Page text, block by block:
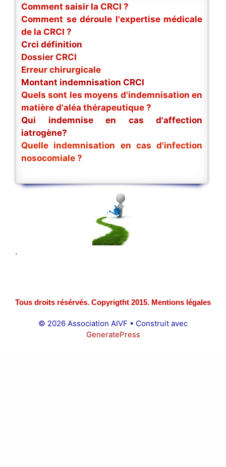
Comment saisir la CRCI ?
Comment se déroule l'expertise médicale
de la CRCI ?
Crci définition
Dossier CRCI
Erreur chirurgicale
Montant indemnisation CRCI
Quels sont les moyens d'indemnisation en
matière d'aléa thérapeutique ?
Qui indemnise en cas d'affection
iatrogène?
Quelle indemnisation en cas d'infection
nosocomiale ?
.
Tous droits résérvés. Copyrigtht 2015. Mentions légales
© 2026 Association AIVF • Construit avec
GeneratePress